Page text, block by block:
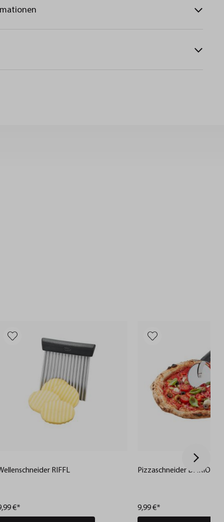
RIFFL
€*
Pizzaschneider DARIOSO
9,99 €*